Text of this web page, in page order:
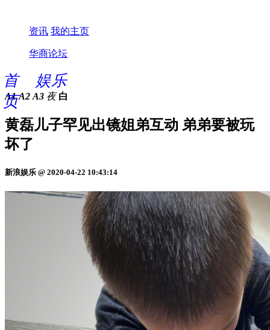
资讯 我的主页
华商论坛
首
页
娱乐
A1 A2 A3 夜 白
黄磊儿子罕见出镜姐弟互动 弟弟要被玩
坏了
新浪娱乐 @ 2020-04-22 10:43:14